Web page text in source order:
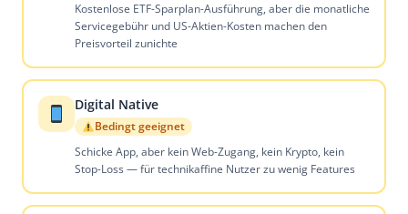
Kostenlose ETF-Sparplan-Ausführung, aber die monatliche
Servicegebühr und US-Aktien-Kosten machen den
Preisvorteil zunichte
Digital Native
Bedingt geeignet
Schicke App, aber kein Web-Zugang, kein Krypto, kein
Stop-Loss — für technikaffine Nutzer zu wenig Features